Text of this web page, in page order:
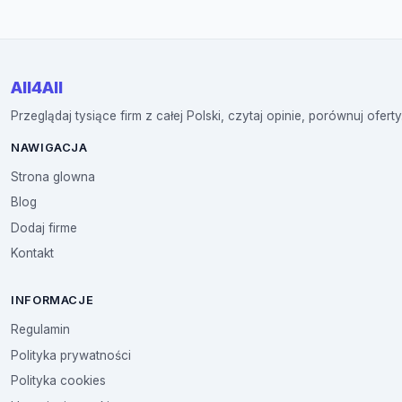
All4All
Przeglądaj tysiące firm z całej Polski, czytaj opinie, porównuj
NAWIGACJA
Strona glowna
Blog
Dodaj firme
Kontakt
INFORMACJE
Regulamin
Polityka prywatności
Polityka cookies